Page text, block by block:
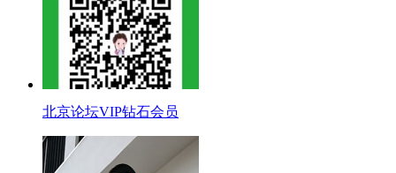
北京论坛VIP钻石会员